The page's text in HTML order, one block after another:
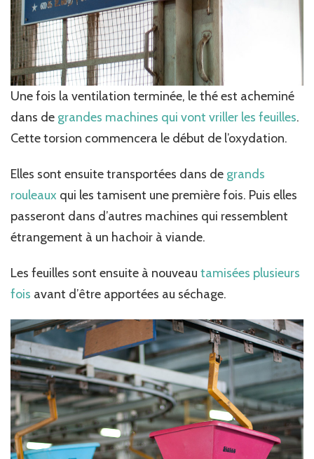
Une fois la ventilation terminée, le thé est acheminé
dans de grandes machines qui vont vriller les feuilles.
Cette torsion commencera le début de l’oxydation.
Elles sont ensuite transportées dans de grands
rouleaux qui les tamisent une première fois. Puis elles
passeront dans d’autres machines qui ressemblent
étrangement à un hachoir à viande.
Les feuilles sont ensuite à nouveau tamisées plusieurs
fois avant d’être apportées au séchage.